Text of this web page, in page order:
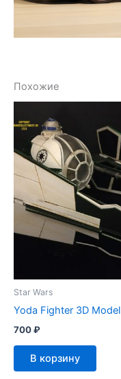
Похожие
Star Wars
Yoda Fighter 3D Model
700₽
В корзину